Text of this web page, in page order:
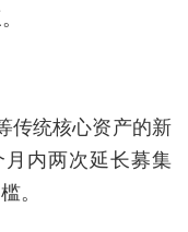
传统核心资产的新
内两次延长募集
。